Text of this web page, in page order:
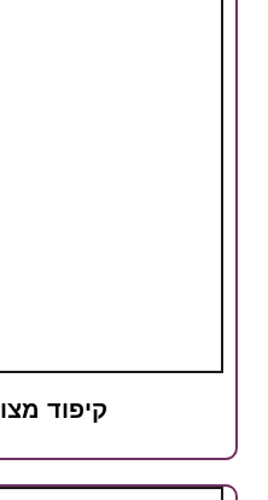
קיפוד מצויר לצביעה